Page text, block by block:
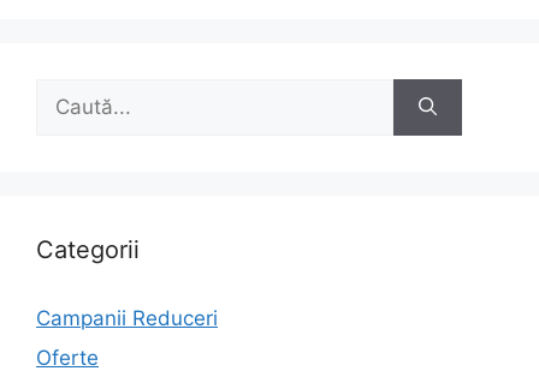
după:
Categorii
Campanii Reduceri
Oferte